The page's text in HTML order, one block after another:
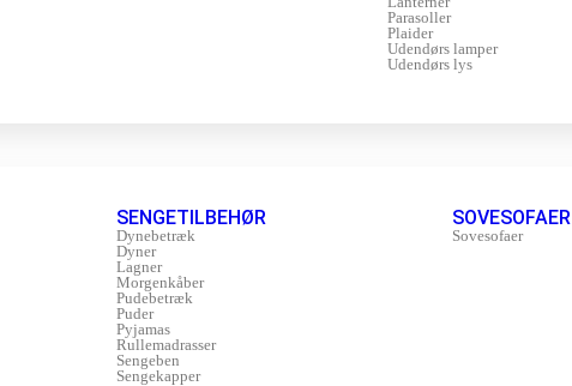
Parasoller
Plaider
Udendørs lamper
Udendørs lys
SENGETILBEHØR
Dynebetræk
Dyner
Lagner
Morgenkåber
Pudebetræk
Puder
Pyjamas
Rullemadrasser
Sengeben
Sengekapper
SOVESOFAER
Sovesofaer